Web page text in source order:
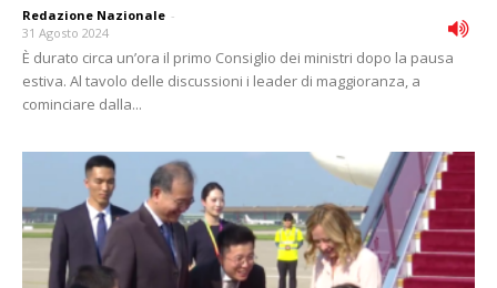
Redazione Nazionale -
31 Agosto 2024
È durato circa un’ora il primo Consiglio dei ministri dopo la pausa
estiva. Al tavolo delle discussioni i leader di maggioranza, a
cominciare dalla...